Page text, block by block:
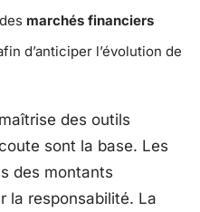
marchés financiers
d’anticiper l’évolution de
des outils
sont la base. Les
des montants
la responsabilité. La